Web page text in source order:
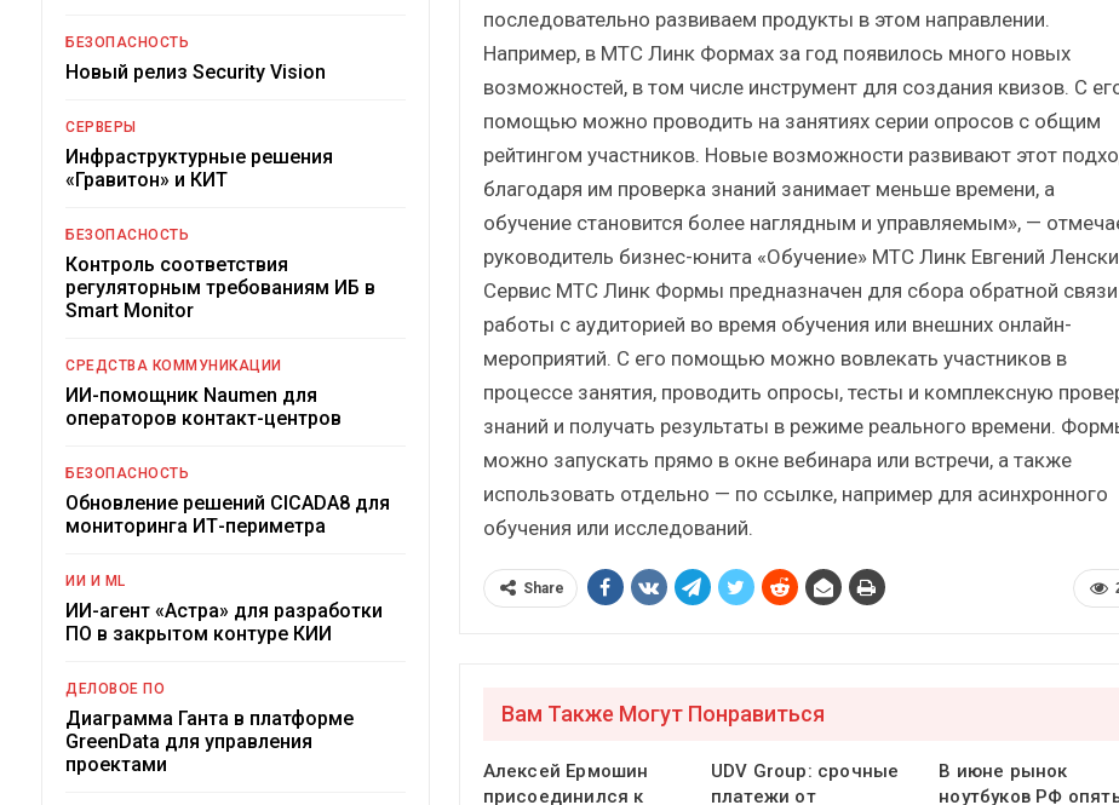
последовательно развиваем продукты в этом направлении.
Например, в МТС Линк Формах за год появилось много новых
возможностей, в том числе инструмент для создания квизов. С
помощью можно проводить на занятиях серии опросов с общим
рейтингом участников. Новые возможности развивают этот
благодаря им проверка знаний занимает меньше времени, а
обучение становится более наглядным и управляемым», —
руководитель бизнес-юнита «Обучение» МТС Линк Евгений
Сервис МТС Линк Формы предназначен для сбора обратной
работы с аудиторией во время обучения или внешних онлайн-
мероприятий. С его помощью можно вовлекать участников в
процессе занятия, проводить опросы, тесты и комплексную
знаний и получать результаты в режиме реального времени.
можно запускать прямо в окне вебинара или встречи, а также
использовать отдельно — по ссылке, например для асинхронного
обучения или исследований.
Share
Вам Также Могут Понравиться
Алексей Ермошин
присоединился к
UDV Group: срочные
платежи от
В июне рынок
ноутбуков РФ
БЕЗОПАСНОСТЬ
Новый релиз Security Vision
СЕРВЕРЫ
Инфраструктурные решения
«Гравитон» и КИТ
БЕЗОПАСНОСТЬ
Контроль соответствия
регуляторным требованиям ИБ в
Smart Monitor
СРЕДСТВА КОММУНИКАЦИИ
ИИ-помощник Naumen для
операторов контакт-центров
БЕЗОПАСНОСТЬ
Обновление решений CICADA8 для
мониторинга ИТ-периметра
ИИ И ML
ИИ-агент «Астра» для разработки
ПО в закрытом контуре КИИ
ДЕЛОВОЕ ПО
Диаграмма Ганта в платформе
GreenData для управления
проектами